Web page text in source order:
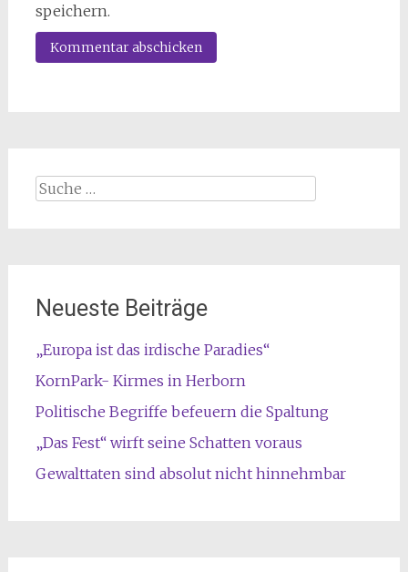
speichern.
Suche
Neueste Beiträge
„Europa ist das irdische Paradies“
KornPark- Kirmes in Herborn
Politische Begriffe befeuern die Spaltung
„Das Fest“ wirft seine Schatten voraus
Gewalttaten sind absolut nicht hinnehmbar